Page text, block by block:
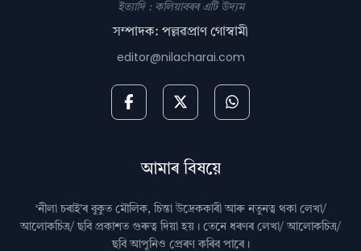
ইত্যাদি : কলিয়াবৰৰ এটি উদ্যম
সম্পাদক: পল্লৱপ্ৰাণ গোস্বামী
editor@nilacharai.com
আমাৰ বিষয়ে
‘নীলা চৰাই’ৰ বুকুত মৌলিক, চিন্তা উদ্রেককাৰী আৰু নতুনত্ব থকা লেখা/
আলোকচিত্ৰ/ ছবি প্রকাশত গুৰুত্ব দিয়া হয়। তেনে ধৰণৰ লেখা/ আলোকচিত্ৰ/
ছবি আপুনিও প্রেৰণ কৰিব পাৰে।